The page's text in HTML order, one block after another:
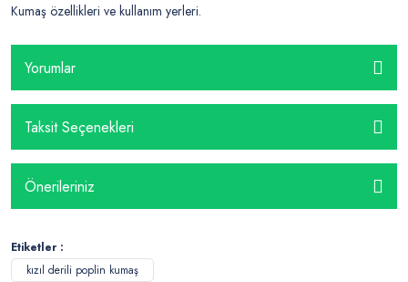
Kumaş özellikleri ve kullanım yerleri.
Yorumlar
Taksit Seçenekleri
Önerileriniz
Etiketler :
kızıl derili poplin kumaş